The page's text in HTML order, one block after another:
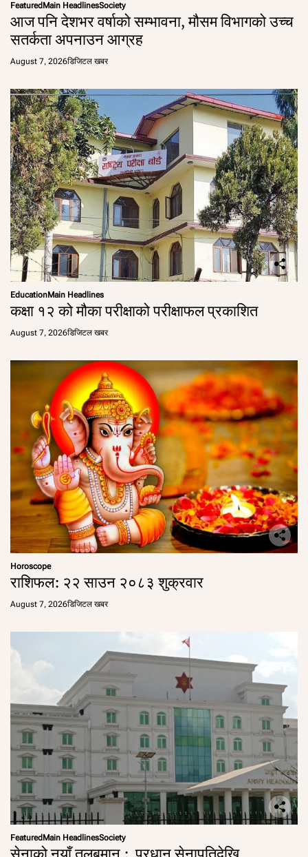
Featured Main HeadlinesSociety
आज पनि देशभर वर्षाको सम्भावना, मौसम विभागको उच्च
सतर्कता अपनाउन आग्रह
August 7, 2026डिजिटल खबर
EducationMain Headlines
कक्षा १२ को मौका परीक्षाको परीक्षाफल प्रकाशित
August 7, 2026डिजिटल खबर
Horoscope
राशिफल: २२ साउन २०८३ शुक्रवार
August 7, 2026डिजिटल खबर
Featured Main HeadlinesSociety